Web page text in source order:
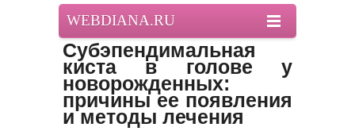
WEBDIANA.RU
Субэпендимальная
киста в голове у
новорожденных:
причины ее появления
и методы лечения